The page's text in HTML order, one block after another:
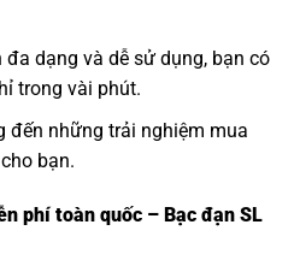
dạng và dễ sử dụng, bạn có
trong vài phút.
đến những trải nghiệm mua
bạn.
phí toàn quốc – Bạc đạn SL